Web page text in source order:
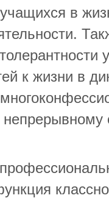
в
к жизни в